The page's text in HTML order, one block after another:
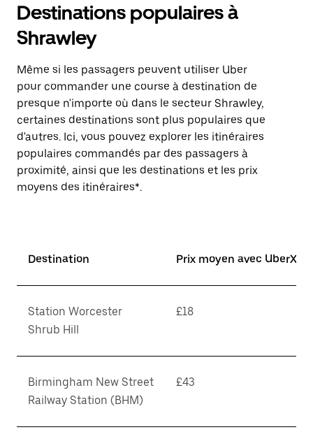
Destinations populaires à
Shrawley
Même si les passagers peuvent utiliser Uber
pour commander une course à destination de
presque n'importe où dans le secteur Shrawley,
certaines destinations sont plus populaires que
d'autres. Ici, vous pouvez explorer les itinéraires
populaires commandés par des passagers à
proximité, ainsi que les destinations et les prix
moyens des itinéraires*.
Destination Prix moyen avec UberX*
Station Worcester
Shrub Hill
£18
Birmingham New Street
Railway Station (BHM)
£43